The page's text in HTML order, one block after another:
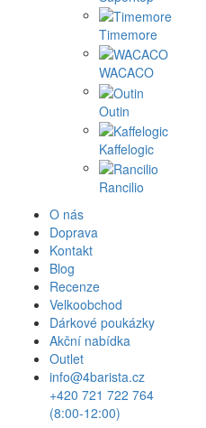
Timemore
WACACO
Outin
Kaffelogic
Rancilio
O nás
Doprava
Kontakt
Blog
Recenze
Velkoobchod
Dárkové poukázky
Akční nabídka
Outlet
info@4barista.cz
+420 721 722 764
(8:00-12:00)